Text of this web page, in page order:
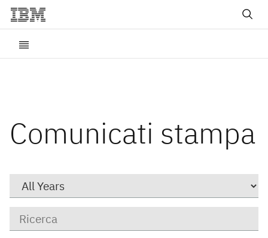
Comunicati stampa
chiave